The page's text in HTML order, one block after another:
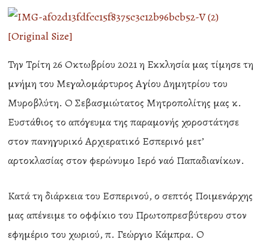
Την Τρίτη 26 Οκτωβρίου 2021 η Εκκλησία μας τίμησε τη
μνήμη του Μεγαλομάρτυρος Αγίου Δημητρίου του
Μυροβλύτη. Ο Σεβασμιώτατος Μητροπολίτης μας κ.
Ευστάθιος το απόγευμα της παραμονής χοροστάτησε
στον πανηγυρικό Αρχιερατικό Εσπερινό μετ’
αρτοκλασίας στον φερώνυμο Ιερό ναό Παπαδιανίκων.
Κατά τη διάρκεια του Εσπερινού, ο σεπτός Ποιμενάρχης
μας απένειμε το οφφίκιο του Πρωτοπρεσβύτερου στον
εφημέριο του χωριού, π. Γεώργιο Κάμπρα. Ο